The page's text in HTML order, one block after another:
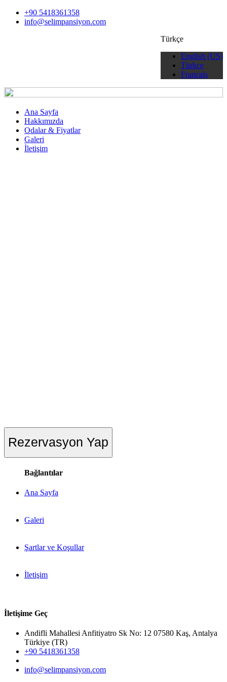
+90 5418361358
info@selimpansiyon.com
Türkçe
English (US)
Türkçe
Français
Ana Sayfa
Hakkımızda
Odalar & Fiyatlar
Galeri
İletişim
Rezervasyon Yap
Bağlantılar
Ana Sayfa
Galeri
Şartlar ve Koşullar
İletişim
İletişime Geç
Andifli Mahallesi Anfitiyatro Sk No: 12 07580 Kaş, Antalya
Türkiye (TR)
+90 5418361358
info@selimpansiyon.com